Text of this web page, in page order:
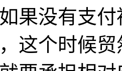
果没有支
这个时候